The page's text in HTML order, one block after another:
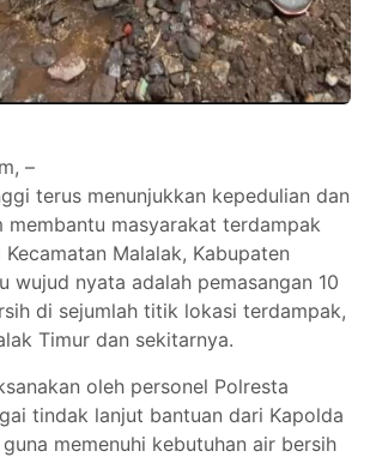
–
terus menunjukkan kepedulian dan
membantu masyarakat terdampak
Malalak, Kabupaten
wujud nyata adalah pemasangan 10
di sejumlah titik lokasi terdampak,
Timur dan sekitarnya.
oleh personel Polresta
tindak lanjut bantuan dari Kapolda
memenuhi kebutuhan air bersih